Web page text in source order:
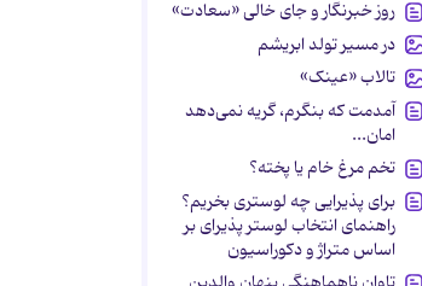
روز خبرنگار و جای خالی «سعادت»
در مسیر تولد ابریشم
تالاب «عینک»
آمدمت که بنگرم، گریه نمی‌دهد
امان...
تخم مرغ خام یا پخته؟
برای پذیرایی چه لوستری بخریم؟
راهنمای انتخاب لوستر پذیرای بر
اساس متراژ و دکوراسیون